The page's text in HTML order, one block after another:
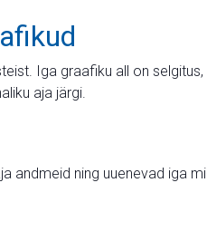
Iga graafiku all on
aja järgi.
andmeid ning uuenevad iga